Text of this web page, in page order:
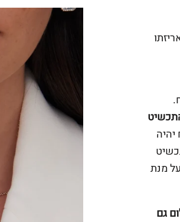
באריזתו
והתכשיט
מנת
גם